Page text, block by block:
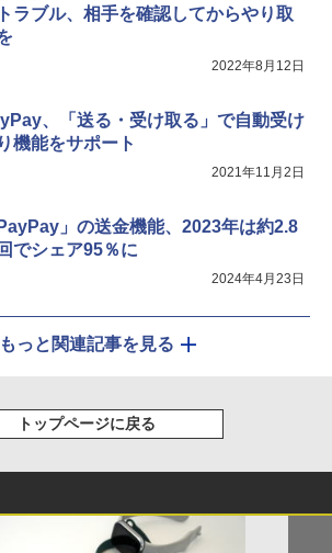
ラブル、相手を確認してからやり取
2022年8月12日
、「送る・受け取る」で自動受け
機能をサポート
2021年11月2日
PayPay」の送金機能、2023年は約2.8
でシェア95％に
2024年4月23日
もっと関連記事を見る
トップページに戻る